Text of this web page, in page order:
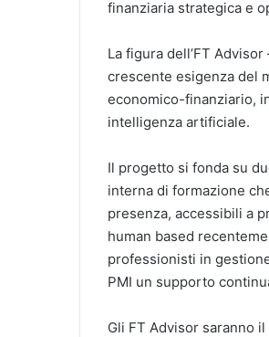
finanziaria strategica e
La figura dell’FT
crescente esigenza del
economico-finanziario,
intelligenza artificiale.
Il progetto si fonda su
interna di formazione
presenza, accessibili a
human based
professionisti in
PMI un supporto
Gli FT Advisor saranno